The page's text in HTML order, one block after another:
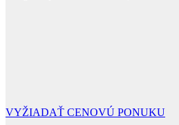
VYŽIADAŤ CENOVÚ PONUKU